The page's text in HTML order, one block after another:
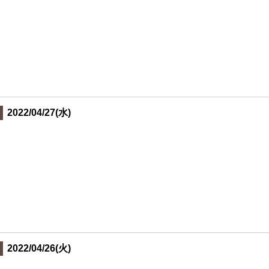
2022/04/27(水)
2022/04/26(火)